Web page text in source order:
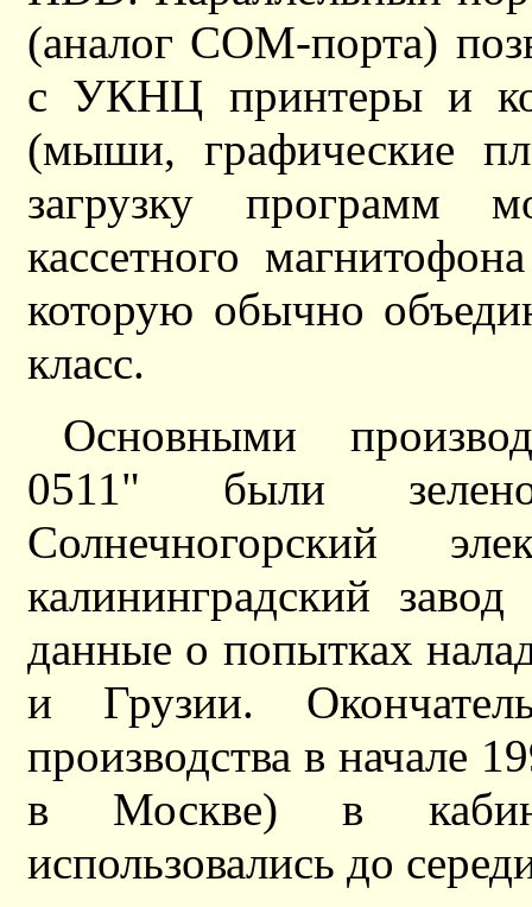
(аналог COM-порта)
с УКНЦ принтеры и
(мыши, графические
загрузку программ
кассетного
которую обычно
класс.
Основными
0511" были
Солнечногорский
калининградский
данные о попытках
и Грузии.
производства в начале
в Москве) в
использовались до